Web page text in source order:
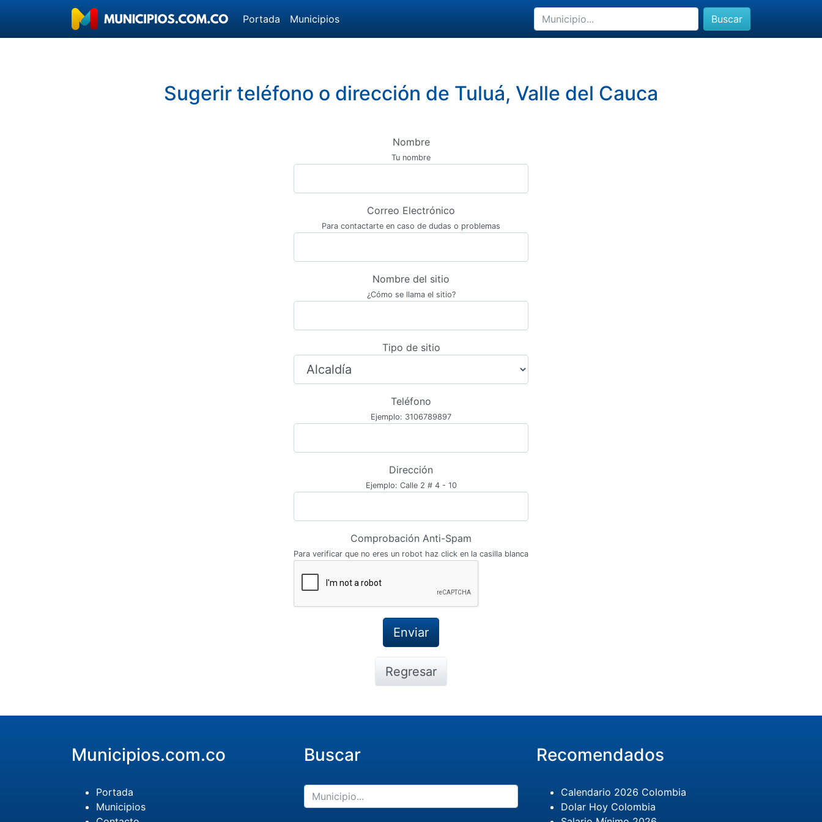
Portada Municipios Buscar
Sugerir teléfono o dirección de Tuluá, Valle del Cauca
Nombre
Tu nombre
Correo Electrónico
Para contactarte en caso de dudas o problemas
Nombre del sitio
¿Cómo se llama el sitio?
Tipo de sitio
Teléfono
Ejemplo: 3106789897
Dirección
Ejemplo: Calle 2 # 4 - 10
Comprobación Anti-Spam
Para verificar que no eres un robot haz click en la casilla blanca
Regresar
Municipios.com.co
Portada
Municipios
Buscar Recomendados
Calendario 2026 Colombia
Dolar Hoy Colombia